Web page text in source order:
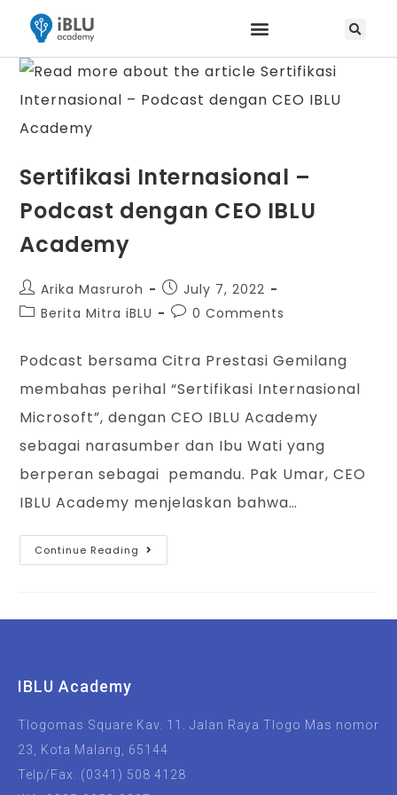
Sertifikasi Internasional –
Podcast dengan CEO IBLU
Academy
Arika Masruroh
July 7, 2022
Berita Mitra iBLU
0 Comments
Podcast bersama Citra Prestasi Gemilang
membahas perihal “Sertifikasi Internasional
Microsoft”, dengan CEO IBLU Academy
sebagai narasumber dan Ibu Wati yang
berperan sebagai pemandu. Pak Umar, CEO
IBLU Academy menjelaskan bahwa…
Continue Reading
IBLU Academy
Tlogomas Square Kav. 11. Jalan Raya Tlogo Mas nomor
23, Kota Malang, 65144
Telp/Fax. (0341) 508 4128